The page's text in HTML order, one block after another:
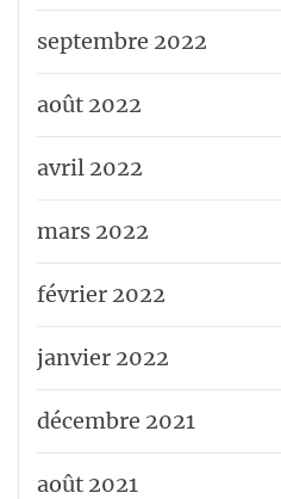
septembre 2022
août 2022
avril 2022
mars 2022
février 2022
janvier 2022
décembre 2021
août 2021